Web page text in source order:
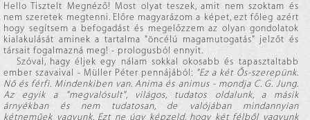
Hello Tisztelt Megnéző! Most olyat teszek, amit nem szoktam és
nem szeretek megtenni. Előre magyarázom a képet, ezt főleg azért
hogy segítsem a befogadást és megelőzzem az olyan gondolatok
kialakulását aminek a tartalma "öncélú magamutogatás" jelzőt és
társait fogalmazná meg! - prologusból ennyit.
Szóval, hagy éljek egy nálam sokkal okosabb és tapasztaltabb
ember szavaival - Müller Péter pennájából: "Ez a két Ős-szerepünk.
Nő és férfi. Mindenkiben van. Anima és animus - mondja C. G. Jung.
Az egyik a "megvalósult", világos, tudatos oldalunk, a másik
árnyékban és nem tudatosan, de valójában mindannyian
kétneműek vagyunk. Ezt ne úgy képzeld, hogy két félből vagyunk